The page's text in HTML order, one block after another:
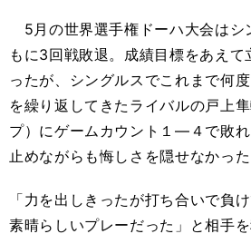
5月の世界選手権ドーハ大会はシ
もに3回戦敗退。成績目標をあえ
ったが、シングルスでこれまで何
を繰り返してきたライバルの戸上
プ）にゲームカウント１―４で敗
止めながらも悔しさを隠せなかった
「力を出しきったが打ち合いで負
素晴らしいプレーだった」と相手